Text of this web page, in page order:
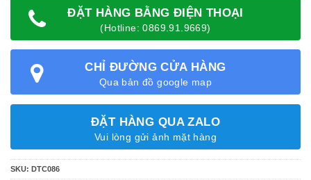
ĐẶT HÀNG BẰNG ĐIỆN THOẠI
(Hotline: 0869.91.9669)
CHỈ ĐƯỜNG CỬA HÀNG
Qua bản đồ google map
ĐẶT HÀNG QUA ZALO
Vui lòng gửi ảnh mặt hàng
SKU: DTC086